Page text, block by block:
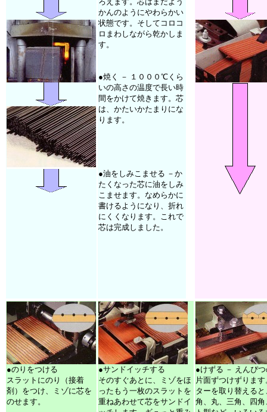
かんのようにやわらかい
状態です。そしてコロコ
ロまわしながら乾かしま
す。
●焼く － １０００℃くら
いの高さの温度で長い時
間をかけて焼きます。芯
は、かたいかたまりにな
ります。
●油をしみこませる －か
たくなった芯に油をしみ
こませます。なめらかに
書けるようになり、折れ
にくくなります。これで
芯は完成しました。
●のりをつける
スラットにのり（接着
剤）をつけ、ミゾに芯を
のせます。
●サンドイッチする
そのすぐあとに、ミゾをほ
ったもう一枚のスラットを
重ねあわせて芯をサンドイ
●けずる － えんぴ
片面ずつけずりま
ターを取り替えると
角、丸、三角、四角